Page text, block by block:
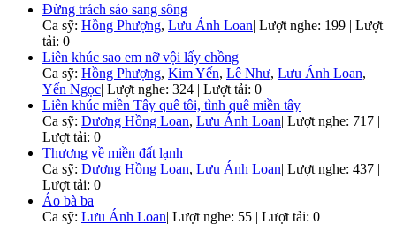
Đừng trách sáo sang sông
Ca sỹ: Hồng Phượng, Lưu Ánh Loan| Lượt nghe: 199 | Lượt
tải: 0
Liên khúc sao em nỡ vội lấy chồng
Ca sỹ: Hồng Phượng, Kim Yến, Lê Như, Lưu Ánh Loan,
Yến Ngọc| Lượt nghe: 324 | Lượt tải: 0
Liên khúc miền Tây quê tôi, tình quê miền tây
Ca sỹ: Dương Hồng Loan, Lưu Ánh Loan| Lượt nghe: 717 |
Lượt tải: 0
Thương về miền đất lạnh
Ca sỹ: Dương Hồng Loan, Lưu Ánh Loan| Lượt nghe: 437 |
Lượt tải: 0
Áo bà ba
Ca sỹ: Lưu Ánh Loan| Lượt nghe: 55 | Lượt tải: 0